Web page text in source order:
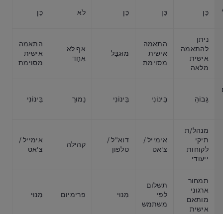
כֵּן כֵּן כֵּן לֹא כֵּן
ניתן
להתאמה
אישית
מלאה
התאמה
אישית
מסוימת
מוּגבָּל
אַף לֹא
אֶחָד
התאמה
אישית
מסוימת
גָבוֹהַ
בֵּינוֹנִי בֵּינוֹנִי נָמוּך בֵּינוֹנִי
מנהל/ת
תיקי
לקוחות
ייעודי
אימייל /
צ'אט
דוא"ל /
טלפון
קהילה
אימייל /
צ'אט
תמחור
ארגוני
מותאם
אישית
תשלום
לפי
משתמש
מִנוּי פרימיום מִנוּי